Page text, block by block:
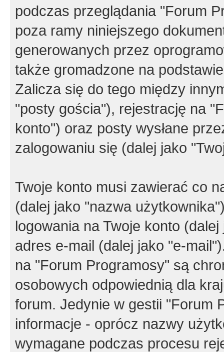
podczas przeglądania "Forum
poza ramy niniejszego
generowanych przez
także gromadzone na
Zalicza się do tego między
"posty gościa"), rejestrację na
konto") oraz posty wysłane
zalogowaniu się (dalej jako
Twoje konto musi zawierać co
(dalej jako "nazwa
logowania na Twoje konto
adres e-mail (dalej jako "e-
na "Forum Programosy" są
osobowych odpowiednią dla
forum. Jedynie w gestii "Forum
informacje - oprócz nazwy
wymagane podczas procesu